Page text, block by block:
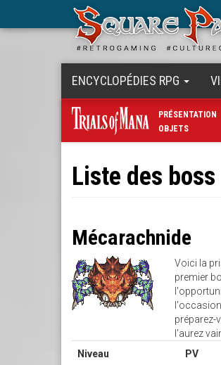
ENCYCLOPÉDIES RPG
PRÉSENTATION
OBJETS
Liste des boss
Mécarachnide
Voici la
premier
préparez-
l'aurez
Niveau
PV